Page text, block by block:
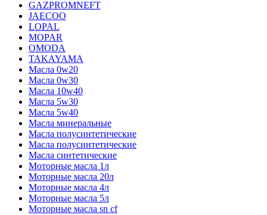
GAZPROMNEFT
JAECOO
LOPAL
MOPAR
OMODA
TAKAYAMA
Масла 0w20
Масла 0w30
Масла 10w40
Масла 5w30
Масла 5w40
Масла минеральные
Масла полусинтетические
Масла полусинтетические
Масла синтетические
Моторные масла 1л
Моторные масла 20л
Моторные масла 4л
Моторные масла 5л
Моторные масла sn cf